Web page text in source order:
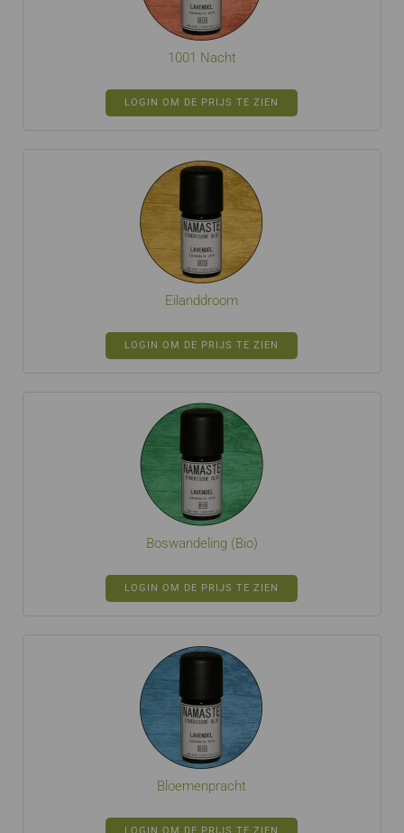
1001 Nacht
LOGIN OM DE PRIJS TE ZIEN
Eilanddroom
LOGIN OM DE PRIJS TE ZIEN
Boswandeling (Bio)
LOGIN OM DE PRIJS TE ZIEN
Bloemenpracht